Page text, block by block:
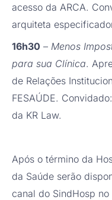
acesso da ARCA.
arquiteta
16h30 – Menos
para sua Clínica.
de Relações
FESAÚDE.
da KR Law.
Após o término da
da Saúde serão
canal do SindHosp